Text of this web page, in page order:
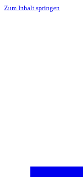
Zum Inhalt springen